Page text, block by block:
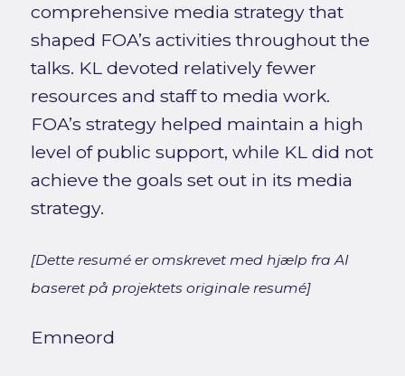
comprehensive media strategy that
shaped FOA’s activities throughout the
talks. KL devoted relatively fewer
resources and staff to media work.
FOA’s strategy helped maintain a high
level of public support, while KL did not
achieve the goals set out in its media
strategy.
[Dette resumé er omskrevet med hjælp fra AI
baseret på projektets originale resumé]
Emneord